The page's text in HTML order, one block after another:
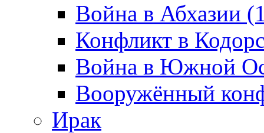
Война в Абхазии
Конфликт в
Война в Южной
Вооружённый
Ирак